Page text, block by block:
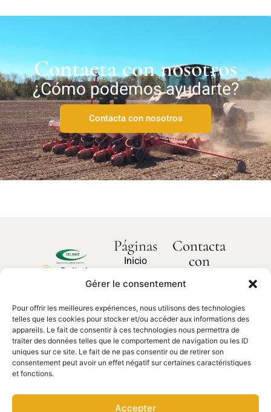
Gérer le consentement
Pour offrir les meilleures expériences, nous utilisons des technologies
telles que les cookies pour stocker et/ou accéder aux informations des
appareils. Le fait de consentir à ces technologies nous permettra de
traiter des données telles que le comportement de navigation ou les ID
uniques sur ce site. Le fait de ne pas consentir ou de retirer son
consentement peut avoir un effet négatif sur certaines caractéristiques
et fonctions.
Accepter
Contacta con nosotros
¿Cómo podemos ayudarte?
Contacta con nosotros
Delimbe
Abbaye
Bonport
27340,
Pont de
l'Arche
27 62
Páginas
Inicio
Sobre
Nuestros
productos
Piezas de
recambio
Contacta
con
nosotros
¿Cómo
ayudarte?
Contacta
con
nosotros